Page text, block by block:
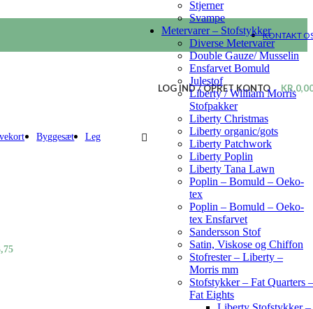
KONTAKT
LOG IND / OPRET KONTO KR.
Byggesæt Leg
Stjerner
Svampe
Metervarer – Stofstykker
Diverse Metervarer
Double Gauze/ Musselin
Ensfarvet Bomuld
Julestof
Liberty / William Morris
Stofpakker
Liberty Christmas
Liberty organic/gots
Liberty Patchwork
Liberty Poplin
Liberty Tana Lawn
Poplin – Bomuld – Oeko-
tex
Poplin – Bomuld – Oeko-
tex Ensfarvet
Sandersson Stof
Satin, Viskose og Chiffon
Stofrester – Liberty –
Morris mm
Stofstykker – Fat Quarters –
Fat Eights
Den